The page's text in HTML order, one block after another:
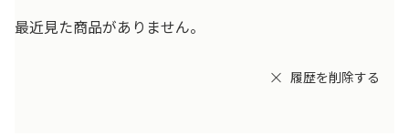
最近見た商品がありません。
履歴を削除する